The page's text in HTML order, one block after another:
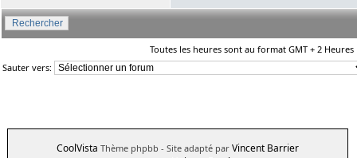
Toutes les heures sont au format GMT + 2 Heures
Sauter vers:
CoolVista Thème phpbb - Site adapté par Vincent Barrier